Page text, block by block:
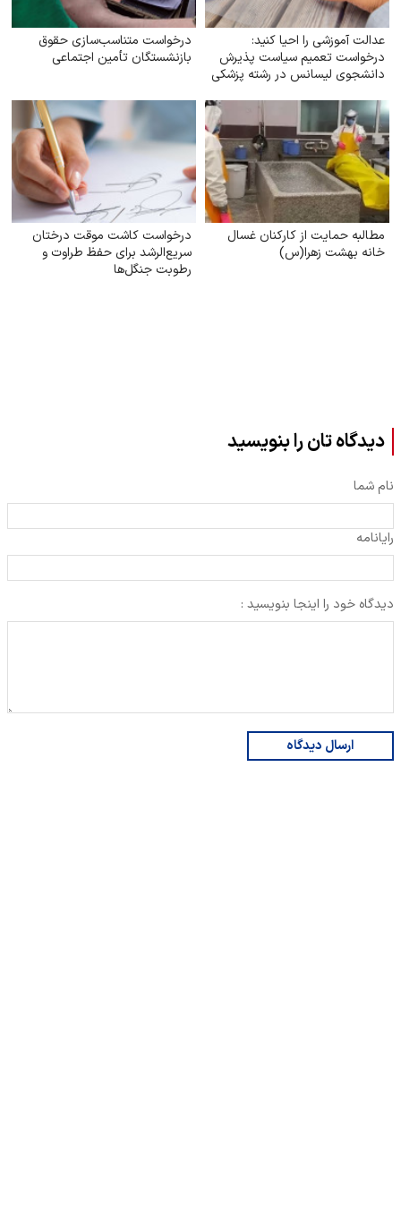
عدالت آموزشی را احیا کنید:
درخواست تعمیم سیاست پذیرش
دانشجوی لیسانس در رشته پزشکی
تیپ یک کشور
درخواست متناسب‌سازی حقوق
بازنشستگان تأمین اجتماعی
مطالبه حمایت از کارکنان غسال
خانه بهشت زهرا(س)
درخواست کاشت موقت درختان
سریع‌الرشد برای حفظ طراوت و
رطوبت جنگل‌ها
دیدگاه تان را بنویسید
نام شما
رایانامه
دیدگاه خود را اینجا بنویسید :
ارسال دیدگاه